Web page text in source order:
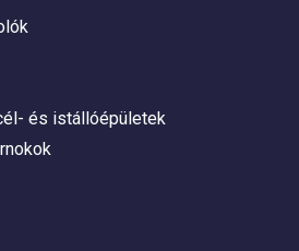
és istállóépületek